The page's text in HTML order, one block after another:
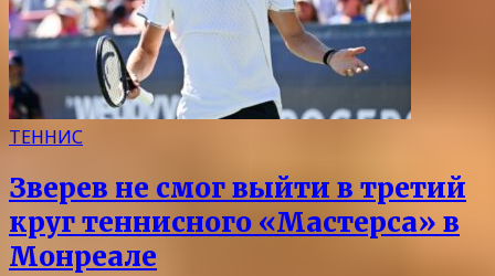
ТЕННИС
Зверев не смог выйти в третий
круг теннисного «Мастерса» в
Монреале